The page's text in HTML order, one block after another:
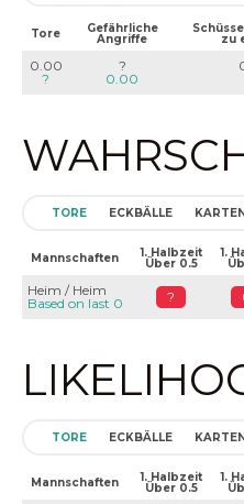
Tore Gefährliche
Angriffe zu
0.00
?
?
0.00
TORE ECKBÄLLE
Mannschaften 1. Halbzeit
Über 0.5
1.
Heim / Heim
Based on last 0
?
TORE ECKBÄLLE
Mannschaften 1. Halbzeit
Über 0.5
1.